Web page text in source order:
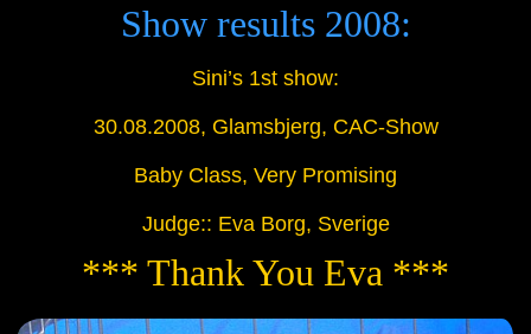
Show results 2008:
Sini’s 1st show:
30.08.2008, Glamsbjerg, CAC-Show
Baby Class, Very Promising
Judge:: Eva Borg, Sverige
*** Thank You Eva ***